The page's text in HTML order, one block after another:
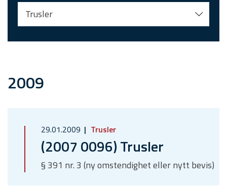
Trusler
2009
29.01.2009 Trusler
(2007 0096) Trusler
§ 391 nr. 3 (ny omstendighet eller nytt bevis)